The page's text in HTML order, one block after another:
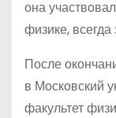
она
физике,
После
в Московский
факультет